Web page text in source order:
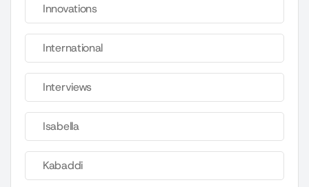
Innovations
International
Interviews
Isabella
Kabaddi